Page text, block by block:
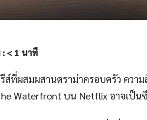
: < 1 นาที
ที่ผสมผสานดราม่าครอบครัว ควา
Waterfront บน Netflix อาจเป็น